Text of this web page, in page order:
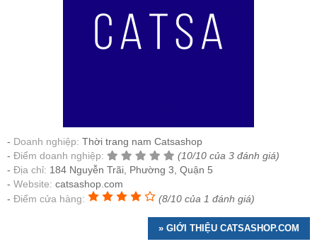
Doanh nghiệp: Thời trang nam Catsashop
Điểm doanh nghiệp:
(10/10 của 3 đánh giá)
Địa chỉ: 184 Nguyễn Trãi, Phường 3, Quận 5
Website: catsashop.com
Điểm cửa hàng:
(8/10 của 1 đánh giá)
» GIỚI THIỆU CATSASHOP.COM